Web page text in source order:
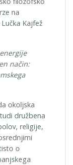
na
Kajfež
način:
okoljska
družbena
religije,
o